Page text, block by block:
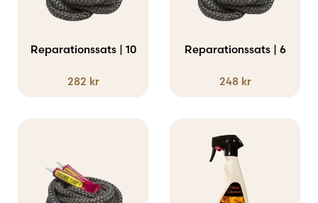
Reparationssats | 10
282 kr
Reparationssats | 6
248 kr